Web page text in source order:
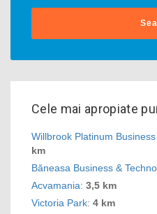
Cele mai apropiate
Willbrook Platinum
km
Băneasa Business &
Acvamania: 3,5 km
Victoria Park: 4 km